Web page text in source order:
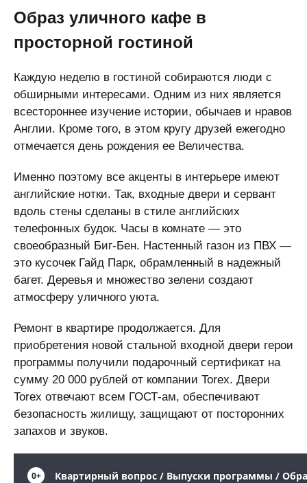
Образ уличного кафе в
просторной гостиной
Каждую неделю в гостиной собираются люди с
обширными интересами. Одним из них является
всестороннее изучение истории, обычаев и нравов
Англии. Кроме того, в этом кругу друзей ежегодно
отмечается день рождения ее Величества.
Именно поэтому все акценты в интерьере имеют
английские нотки. Так, входные двери и сервант
вдоль стены сделаны в стиле английских
телефонных будок. Часы в комнате — это
своеобразный Биг-Бен. Настенный газон из ПВХ —
это кусочек Гайд Парк, обрамленный в надежный
багет. Деревья и множество зелени создают
атмосферу уличного уюта.
Ремонт в квартире продолжается. Для
приобретения новой стальной входной двери герои
программы получили подарочный сертификат на
сумму 20 000 рублей от компании Torex. Двери
Torex отвечают всем ГОСТ-ам, обеспечивают
безопасность жилищу, защищают от посторонних
запахов и звуков.